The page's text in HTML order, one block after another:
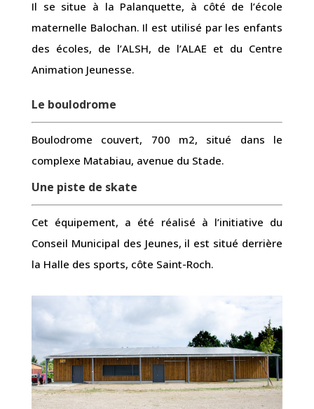
Il se situe à la Palanquette, à côté de l’école
maternelle Balochan. Il est utilisé par les enfants
des écoles, de l’ALSH, de l’ALAE et du Centre
Animation Jeunesse.
Le boulodrome
Boulodrome couvert, 700 m2, situé dans le
complexe Matabiau, avenue du Stade.
Une piste de skate
Cet équipement, a été réalisé à l’initiative du
Conseil Municipal des Jeunes, il est situé derrière
la Halle des sports, côte Saint-Roch.